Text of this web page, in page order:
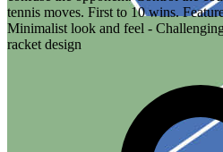
tennis moves. First to 10 wins.
Minimalist look and feel -
racket design